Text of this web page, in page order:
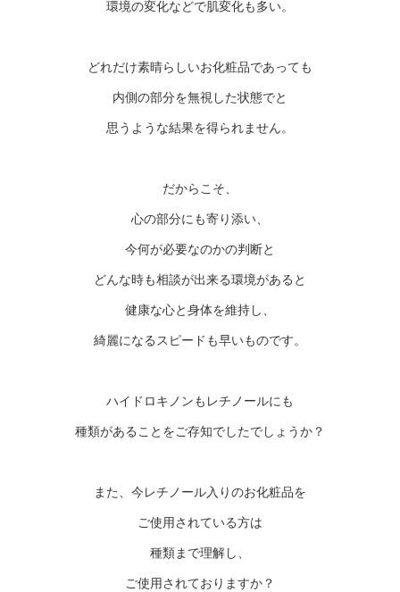
環境の変化などで肌変化も多い。
どれだけ素晴らしいお化粧品であっても
内側の部分を無視した状態でと
思うような結果を得られません。
だからこそ、
心の部分にも寄り添い、
今何が必要なのかの判断と
どんな時も相談が出来る環境があると
健康な心と身体を維持し、
綺麗になるスピードも早いものです。
ハイドロキノンもレチノールにも
種類があることをご存知でしたでしょうか？
また、今レチノール入りのお化粧品を
ご使用されている方は
種類まで理解し、
ご使用されておりますか？